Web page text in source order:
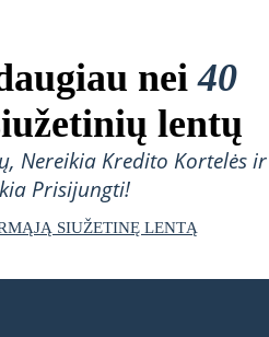
nei40
lentų
Nereikia Kredito Kortelės ir
Prisijungti!
SIUŽETINĘ LENTĄ